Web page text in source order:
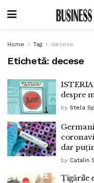
Home Tag decese
Etichetă: decese
despre
by Stela
dar
by Catalin
Țigările